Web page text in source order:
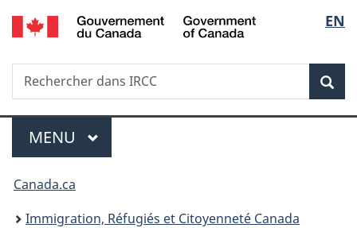
Passer
au
Passer
à
du
Passer
à
simplifiée
de
la
EN
Recherche
Rechercher
dans
Menu
MENU PRINCIPAL
Vous
êtes
Canada.ca
Immigration, Réfugiés et Citoyenneté Canada